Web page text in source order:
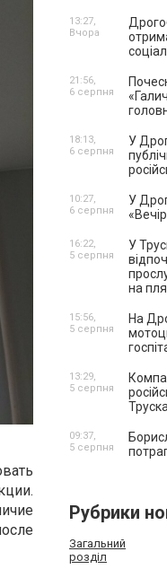
13:27,
Вчора
21:56,
6 серпня
У
18:13,
6 серпня
У
10:27,
6 серпня
У
на
16:22,
5 серпня
На
15:56,
5 серпня
13:29,
5 серпня
09:37,
5 серпня
Рубрики
Загальний
розділ